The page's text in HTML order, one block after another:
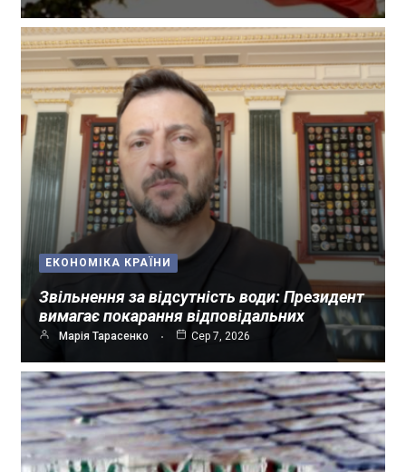
ЕКОНОМІКА КРАЇНИ
Звільнення за відсутність води: Президент
вимагає покарання відповідальних
Марія Тарасенко Сер 7, 2026